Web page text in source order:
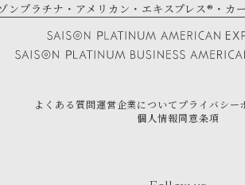
ンプラチナ・アメリカン・エキスプレス®・ カ
よくある質問運営企業についてプライバシー
個人情報同意条項